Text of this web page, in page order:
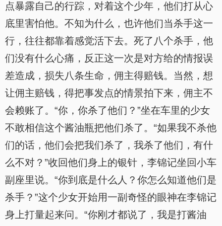
点暴露自己的行踪，对着这个少年，他们打从心
底里害怕他。不知为什么，也许他们当杀手这一
行，往往都靠着感觉活下去。死了八个杀手，他
们没有什么心痛，反正这一次是对方给的情报误
差造成，损失八条生命，佣主得赔钱。当然，想
让佣主赔钱，得把事发点的情景拍下来，佣主不
会赖账了。“你，你杀了他们？”坐在车里的少女
不敢相信这个酱油瓶把他们杀了。“如果我不杀他
们的话，他们会把我们杀了，我杀了他们，有什
么不对？”收回他们身上的银针，李锦记坐回小车
副座里说。“你到底是什么人？你怎么知道他们是
杀手？”这个少女开始用一副奇怪的眼神在李锦记
身上打量起来问。“你刚才都说了，我是打酱油